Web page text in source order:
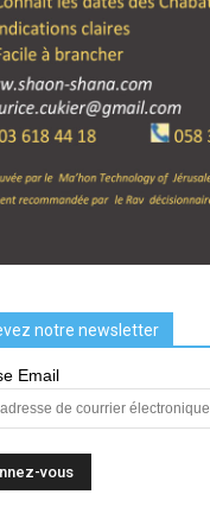
notre newsletter
Email